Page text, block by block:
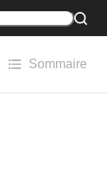
Sommaire